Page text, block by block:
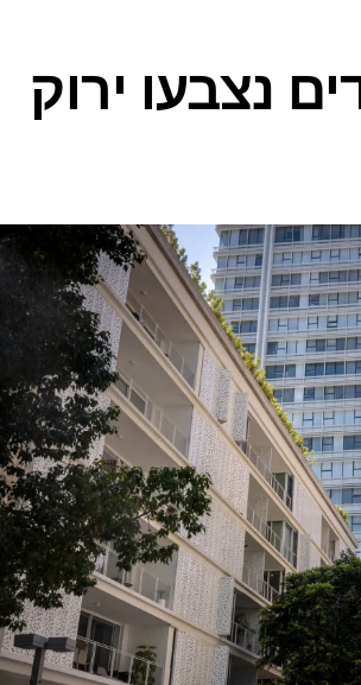
נצבעו ירוק